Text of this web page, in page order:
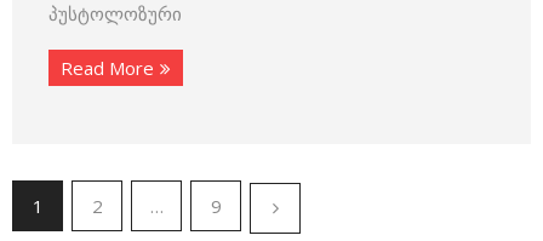
პუსტოლოზური
Read More
1 2 … 9